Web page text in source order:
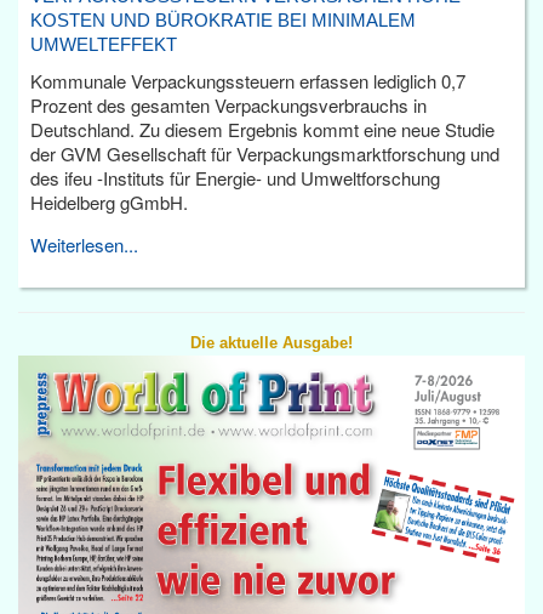
KOSTEN UND BÜROKRATIE BEI MINIMALEM
UMWELTEFFEKT
Kommunale Verpackungssteuern erfassen lediglich 0,7
Prozent des gesamten Verpackungsverbrauchs in
Deutschland. Zu diesem Ergebnis kommt eine neue Studie
der GVM Gesellschaft für Verpackungsmarktforschung und
des ifeu -Instituts für Energie- und Umweltforschung
Heidelberg gGmbH.
Weiterlesen...
Die aktuelle Ausgabe!